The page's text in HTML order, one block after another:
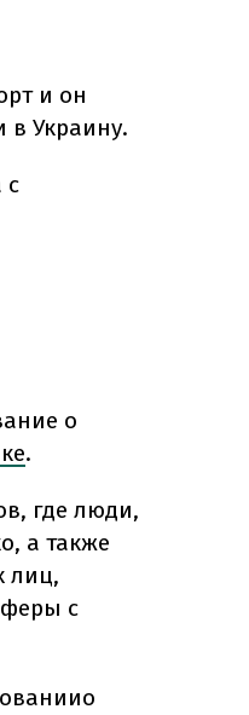
и он
в Украину.
с
о
.
где люди,
а также
лиц,
с